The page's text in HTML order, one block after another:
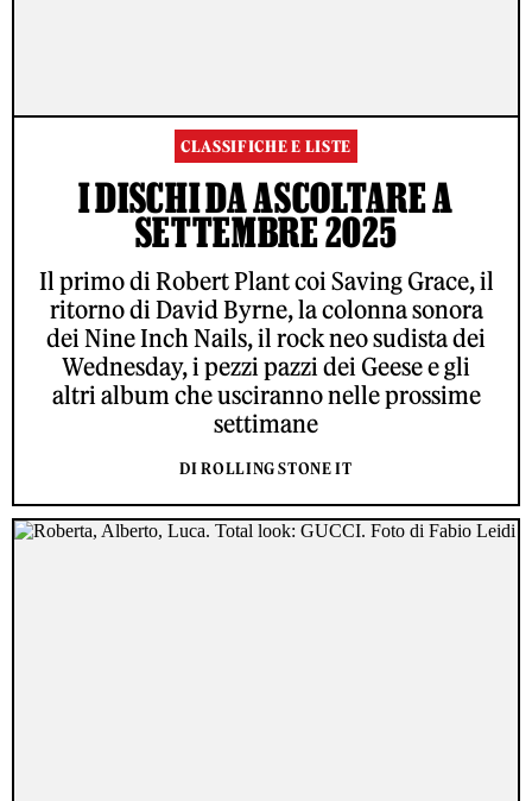
CLASSIFICHE E LISTE
I DISCHI DA ASCOLTARE A
SETTEMBRE 2025
Il primo di Robert Plant coi Saving Grace, il
ritorno di David Byrne, la colonna sonora
dei Nine Inch Nails, il rock neo sudista dei
Wednesday, i pezzi pazzi dei Geese e gli
altri album che usciranno nelle prossime
settimane
DI ROLLING STONE IT